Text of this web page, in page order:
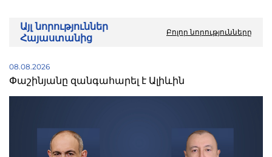
Այլ նորություններ
Հայաստանից
Բոլոր նորությունները
08.08.2026
Փաշինյանը զանգահարել է Ալիևին